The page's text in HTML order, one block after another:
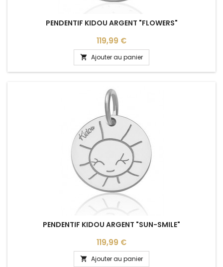
PENDENTIF KIDOU ARGENT "FLOWERS"
Prix
119,99 €
 Ajouter au panier
PENDENTIF KIDOU ARGENT "SUN-SMILE"
Prix
119,99 €
 Ajouter au panier